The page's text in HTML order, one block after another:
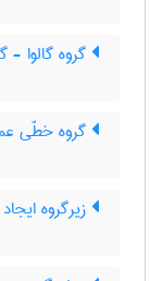
گروه گالوا -
گروه خطّی
زیرگروه